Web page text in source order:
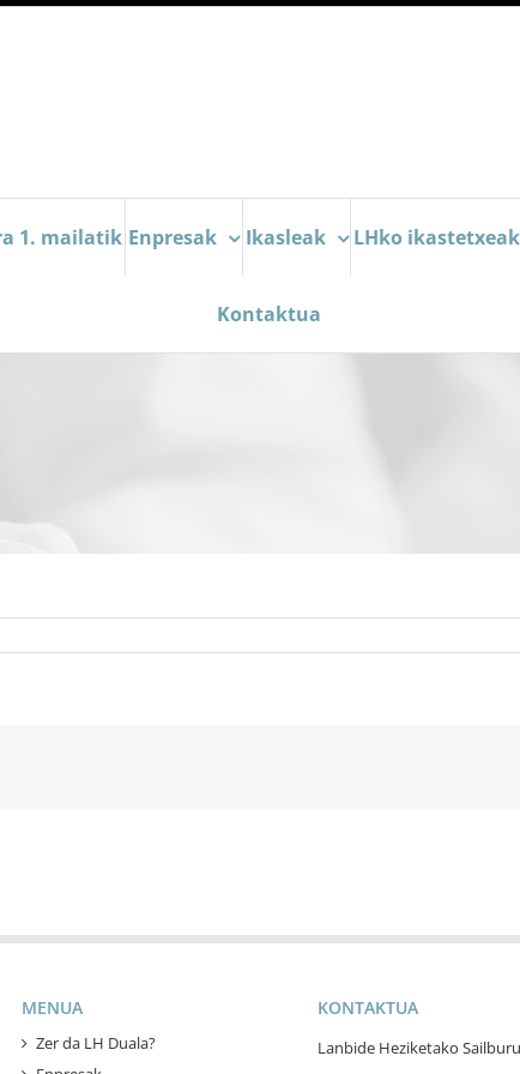
1. mailatik Enpresak Ikasleak LHko ikastetxeak
Kontaktua
MENUA
Zer da LH Duala?
KONTAKTUA
Lanbide Heziketako